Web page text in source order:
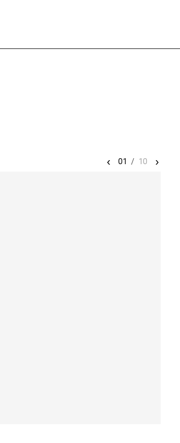
‹ 01 / 10 ›